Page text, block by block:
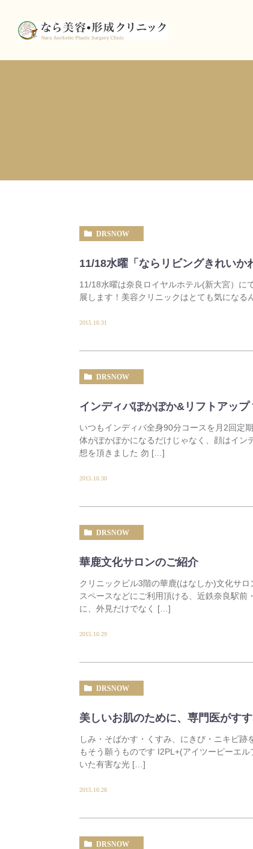
DRSNOW
11/18水曜「ならリビングきれいか
11/18水曜は奈良ロイヤルホテル(新大宮）に
展します！美容クリニックはとても気にな
2015.10.31
DRSNOW
インディバぽかぽか&リフトアップ
いつもインディバ全身90分コースを月2回定
体がぽかぽかになるだけじゃなく、顔はイン
想を頂きました 勿 […]
2015.10.30
DRSNOW
華鹿文化サロンのご紹介
クリニックビル3階の華鹿(はなしか)文化サ
スペースなどにご利用頂ける、近鉄奈良駅
に、外見だけでなく […]
2015.10.29
DRSNOW
美しいお肌のために、専門医がす
しみ・そばかす・くすみ、にきび・ニキビ
もそう願うものです I2PL+(アイツーピーエ
いた有害な光 […]
2015.10.28
DRSNOW